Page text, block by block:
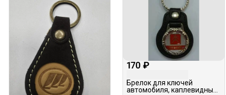
170 ₽
Брелок для ключей
автомобиля, каплевидный